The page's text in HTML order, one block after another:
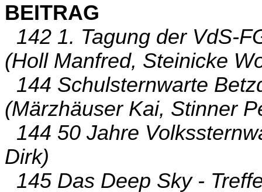
BEITRAG
142 1. Tagung der VdS-
(Holl Manfred, Steinicke
144 Schulsternwarte
(Märzhäuser Kai, Stinner
144 50 Jahre
Dirk)
145 Das Deep Sky -